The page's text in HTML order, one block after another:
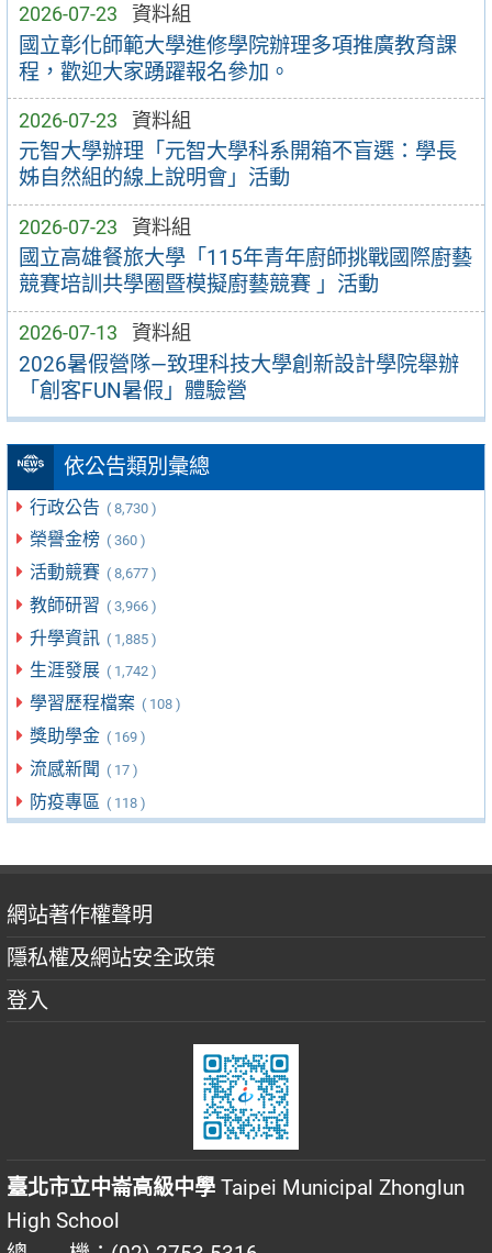
2026-07-23 資料組
國立彰化師範大學進修學院辦理多項推廣教育課
程，歡迎大家踴躍報名參加。
2026-07-23 資料組
元智大學辦理「元智大學科系開箱不盲選：學長
姊自然組的線上說明會」活動
2026-07-23 資料組
國立高雄餐旅大學「115年青年廚師挑戰國際廚藝
競賽培訓共學圈暨模擬廚藝競賽 」活動
2026-07-13 資料組
2026暑假營隊—致理科技大學創新設計學院舉辦
「創客FUN暑假」體驗營
依公告類別彙總
行政公告 ( 8,730 )
榮譽金榜 ( 360 )
活動競賽 ( 8,677 )
教師研習 ( 3,966 )
升學資訊 ( 1,885 )
生涯發展 ( 1,742 )
學習歷程檔案 ( 108 )
獎助學金 ( 169 )
流感新聞 ( 17 )
防疫專區 ( 118 )
網站著作權聲明
隱私權及網站安全政策
登入
臺北市立中崙高級中學 Taipei Municipal Zhonglun
High School